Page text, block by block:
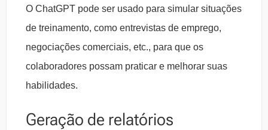
O ChatGPT pode ser usado para simular situações
de treinamento, como entrevistas de emprego,
negociações comerciais, etc., para que os
colaboradores possam praticar e melhorar suas
habilidades.
Geração de relatórios